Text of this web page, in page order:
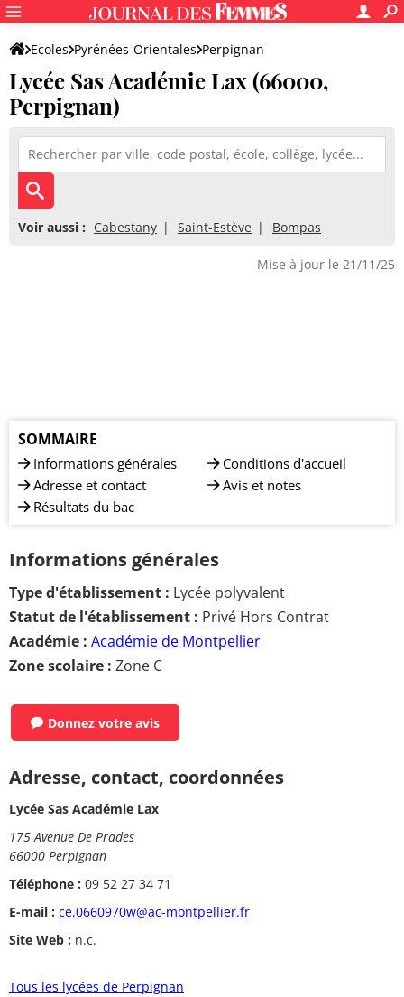
Ecoles Pyrénées-Orientales Perpignan
Lycée Sas Académie Lax
Lycée Sas Académie Lax (66000,
Perpignan)
Voir aussi : Cabestany Saint-Estève Bompas
Mise à jour le 21/11/25
SOMMAIRE
Informations générales
Adresse et contact
Résultats du bac
Conditions d'accueil
Avis et notes
Informations générales
Type d'établissement : Lycée polyvalent
Statut de l'établissement : Privé Hors Contrat
Académie : Académie de Montpellier
Zone scolaire : Zone C
Donnez votre avis
Adresse, contact, coordonnées
Lycée Sas Académie Lax
175 Avenue De Prades
66000 Perpignan
Téléphone : 09 52 27 34 71
E-mail : ce.0660970w@ac-montpellier.fr
Site Web : n.c.
Tous les lycées de Perpignan